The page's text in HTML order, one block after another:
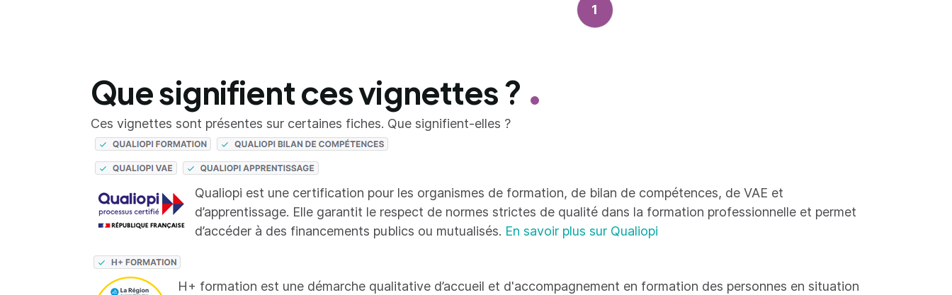
1
Que signifient ces vignettes ?
Ces vignettes sont présentes sur certaines fiches. Que signifient-elles ?
Qualiopi est une certification pour les organismes de formation, de bilan de compétences, de VAE et
d’apprentissage. Elle garantit le respect de normes strictes de qualité dans la formation professionnelle et permet
d’accéder à des financements publics ou mutualisés. En savoir plus sur Qualiopi
H+ formation est une démarche qualitative d’accueil et d'accompagnement en formation des personnes en situation